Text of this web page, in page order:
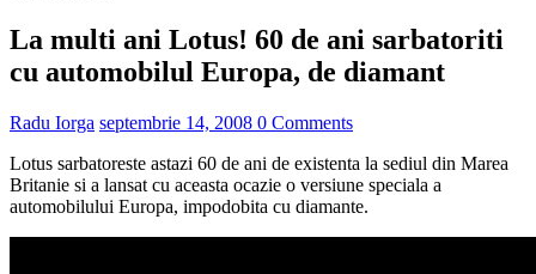
La multi ani Lotus! 60 de ani sarbatoriti
cu automobilul Europa, de diamant
Radu Iorga septembrie 14, 2008 0 Comments
Lotus sarbatoreste astazi 60 de ani de existenta la sediul din Marea
Britanie si a lansat cu aceasta ocazie o versiune speciala a
automobilului Europa, impodobita cu diamante.